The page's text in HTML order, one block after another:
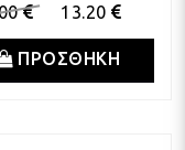
13.20
ΠΡΟΣΘΗΚΗ